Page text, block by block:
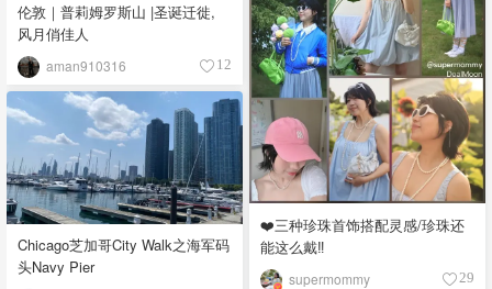
伦敦｜普莉姆罗斯山 |圣诞迁徙,
风月俏佳人
aman910316 12
❤️三种珍珠首饰搭配灵感/珍珠还
能这么戴‼️
supermommy 29
Chicago芝加哥City Walk之海军码
头Navy Pier